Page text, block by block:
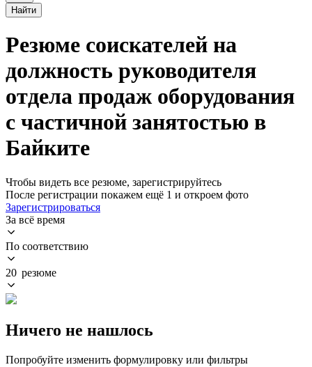
Найти
Резюме соискателей на
должность руководителя
отдела продаж оборудования
с частичной занятостью в
Байките
Чтобы видеть все резюме, зарегистрируйтесь
После регистрации покажем ещё 1 и откроем фото
Зарегистрироваться
За всё время
По соответствию
20 резюме
Ничего не нашлось
Попробуйте изменить формулировку или фильтры